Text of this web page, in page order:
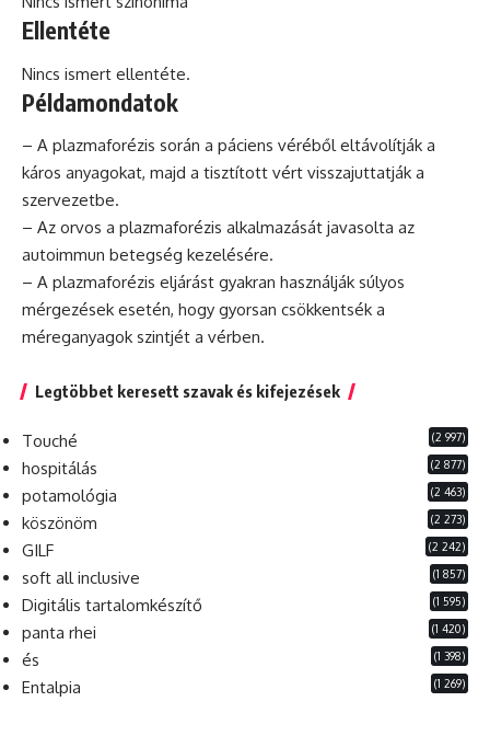
Ellentéte
Nincs ismert ellentéte.
Példamondatok
– A plazmaforézis során a páciens véréből eltávolítják a
káros anyagokat, majd a tisztított vért visszajuttatják a
szervezetbe.
– Az orvos a plazmaforézis alkalmazását javasolta az
autoimmun betegség kezelésére.
– A plazmaforézis eljárást gyakran használják súlyos
mérgezések esetén, hogy gyorsan csökkentsék a
méreganyagok szintjét a vérben.
Legtöbbet keresett szavak és kifejezések
Touché (2 997)
hospitálás (2 877)
potamológia (2 463)
köszönöm (2 273)
GILF (2 242)
soft all inclusive (1 857)
Digitális tartalomkészítő (1 595)
panta rhei (1 420)
és (1 398)
Entalpia (1 269)